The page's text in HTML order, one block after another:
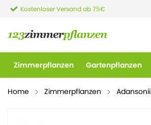
Kostenloser Versand ab 75€
Zimmerpflanzen Gartenpflanzen
Home Zimmerpflanzen Adansonii